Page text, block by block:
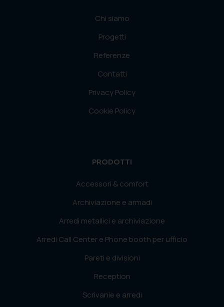
Chi siamo
Progetti
Referenze
Contatti
Privacy Policy
Cookie Policy
PRODOTTI
Accessori & comfort
Archiviazione e armadi
Arredi metallici e archiviazione
Arredi Call Center e Phone booth per ufficio
Pareti e divisioni
Reception
Scrivanie e arredi